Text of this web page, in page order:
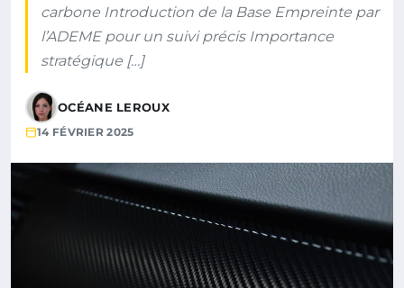
carbone Introduction de la Base Empreinte par
l’ADEME pour un suivi précis Importance
stratégique […]
OCÉANE LEROUX
14 FÉVRIER 2025